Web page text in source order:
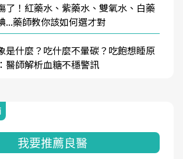
了！紅藥水、紫藥水、雙氧水、白藥
...藥師教你該如何選才對
是什麼？吃什麼不暈碳？吃飽想睡原
醫師解析血糖不穩警訊
我要推薦良醫